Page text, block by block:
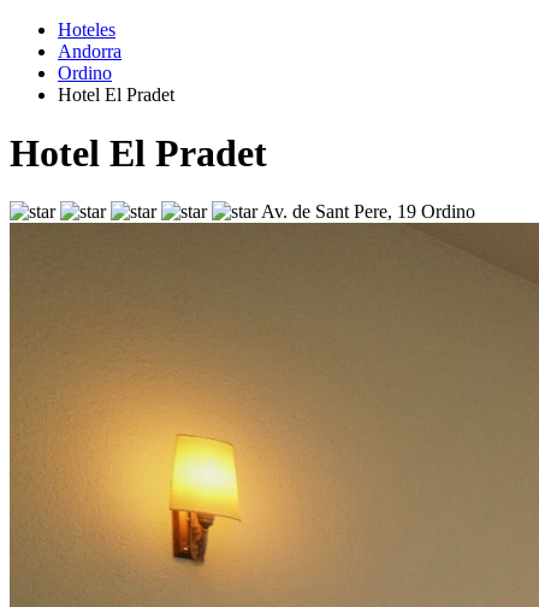
Hoteles
Andorra
Ordino
Hotel El Pradet
Hotel El Pradet
Av. de Sant Pere, 19 Ordino